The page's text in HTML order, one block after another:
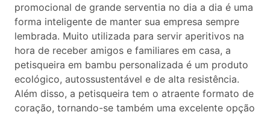
promocional de grande serventia no dia a dia é uma
forma inteligente de manter sua empresa sempre
lembrada. Muito utilizada para servir aperitivos na
hora de receber amigos e familiares em casa, a
petisqueira em bambu personalizada é um produto
ecológico, autossustentável e de alta resistência.
Além disso, a petisqueira tem o atraente formato de
coração, tornando-se também uma excelente opção